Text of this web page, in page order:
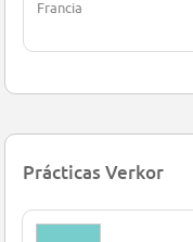
Francia
Prácticas Verkor